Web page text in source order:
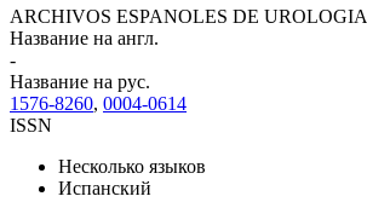
ARCHIVOS ESPANOLES DE UROLOGIA
Название на англ.
-
Название на рус.
1576-8260, 0004-0614
ISSN
Несколько языков
Испанский